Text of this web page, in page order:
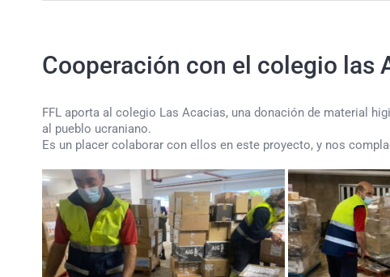
Cooperación con el colegio las
FFL aporta al colegio Las Acacias, una donación de material
al pueblo ucraniano.
Es un placer colaborar con ellos en este proyecto, y nos